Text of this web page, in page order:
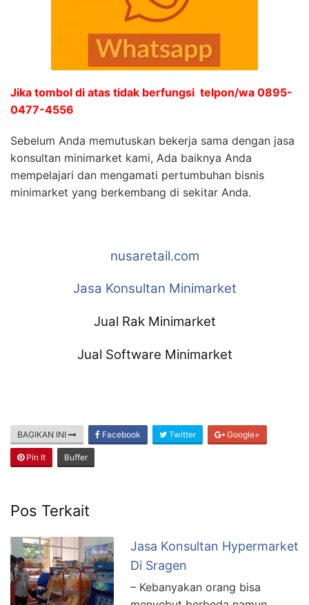
Jika tombol di atas tidak berfungsi telpon/wa 0895-
0477-4556
Sebelum Anda memutuskan bekerja sama dengan jasa
konsultan minimarket kami, Ada baiknya Anda
mempelajari dan mengamati pertumbuhan bisnis
minimarket yang berkembang di sekitar Anda.
nusaretail.com
Jasa Konsultan Minimarket
Jual Rak Minimarket
Jual Software Minimarket
BAGIKAN INI Facebook Twitter Google+
Pin It Buffer
Pos Terkait
Jasa Konsultan Hypermarket
Di Sragen
– Kebanyakan orang bisa